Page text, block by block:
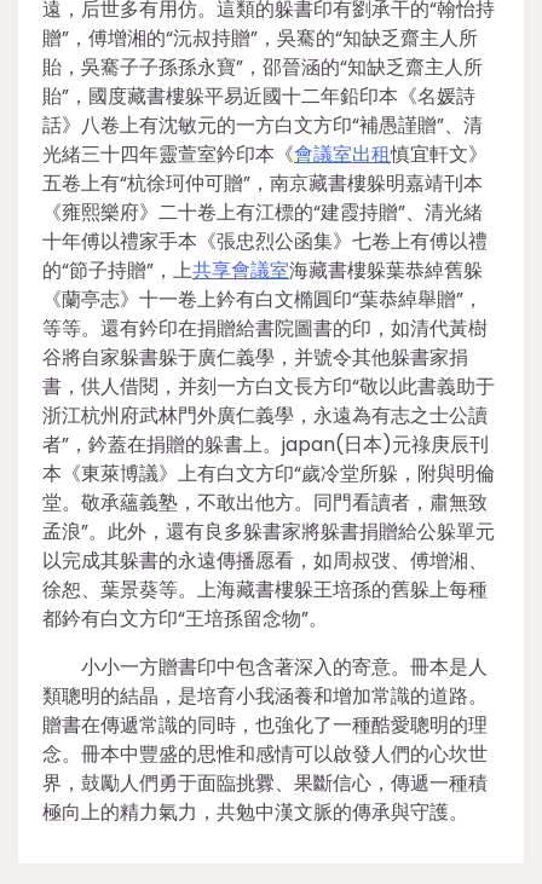
遠，后世多有用仿。這類的躲書印有劉承干的“翰怡持
贈”，傅增湘的“沅叔持贈”，吳騫的“知缺乏齋主人所
貽，吳騫子子孫孫永寶”，邵晉涵的“知缺乏齋主人所
貽”，國度藏書樓躲平易近國十二年鉛印本《名媛詩
話》八卷上有沈敏元的一方白文方印“補愚謹贈”、清
光緒三十四年靈萱室鈐印本《會議室出租慎宜軒文》
五卷上有“杭徐珂仲可贈”，南京藏書樓躲明嘉靖刊本
《雍熙樂府》二十卷上有江標的“建霞持贈”、清光緒
十年傅以禮家手本《張忠烈公函集》七卷上有傅以禮
的“節子持贈”，上共享會議室海藏書樓躲葉恭綽舊躲
《蘭亭志》十一卷上鈐有白文橢圓印“葉恭綽舉贈”，
等等。還有鈐印在捐贈給書院圖書的印，如清代黃樹
谷將自家躲書躲于廣仁義學，并號令其他躲書家捐
書，供人借閱，并刻一方白文長方印“敬以此書義助于
浙江杭州府武林門外廣仁義學，永遠為有志之士公讀
者”，鈐蓋在捐贈的躲書上。japan(日本)元祿庚辰刊
本《東萊博議》上有白文方印“歲冷堂所躲，附與明倫
堂。敬承蘊義塾，不敢出他方。同門看讀者，肅無致
孟浪”。此外，還有良多躲書家將躲書捐贈給公躲單元
以完成其躲書的永遠傳播愿看，如周叔弢、傅增湘、
徐恕、葉景葵等。上海藏書樓躲王培孫的舊躲上每種
都鈐有白文方印“王培孫留念物”。
小小一方贈書印中包含著深入的寄意。冊本是人
類聰明的結晶，是培育小我涵養和增加常識的道路。
贈書在傳遞常識的同時，也強化了一種酷愛聰明的理
念。冊本中豐盛的思惟和感情可以啟發人們的心坎世
界，鼓勵人們勇于面臨挑釁、果斷信心，傳遞一種積
極向上的精力氣力，共勉中漢文脈的傳承與守護。